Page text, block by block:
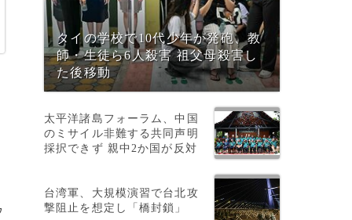
タイの学校で10代少年が発砲、教
師・生徒ら6人殺害 祖父母殺害し
た後移動
太平洋諸島フォーラム、中国
のミサイル非難する共同声明
採択できず 親中2か国が反対
台湾軍、大規模演習で台北攻
撃阻止を想定し「橋封鎖」